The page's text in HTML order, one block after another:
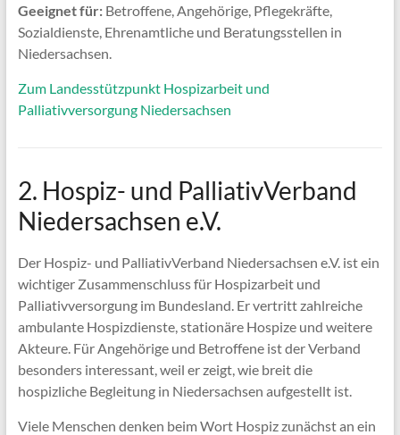
Geeignet für:Betroffene, Angehörige, Pflegekräfte,
Sozialdienste, Ehrenamtliche und Beratungsstellen in
Niedersachsen.
Zum Landesstützpunkt Hospizarbeit und
Palliativversorgung Niedersachsen
2. Hospiz- und PalliativVerband
Niedersachsen e.V.
Der Hospiz- und PalliativVerband Niedersachsen e.V. ist ein
wichtiger Zusammenschluss für Hospizarbeit und
Palliativversorgung im Bundesland. Er vertritt zahlreiche
ambulante Hospizdienste, stationäre Hospize und weitere
Akteure. Für Angehörige und Betroffene ist der Verband
besonders interessant, weil er zeigt, wie breit die
hospizliche Begleitung in Niedersachsen aufgestellt ist.
Viele Menschen denken beim Wort Hospiz zunächst an ein